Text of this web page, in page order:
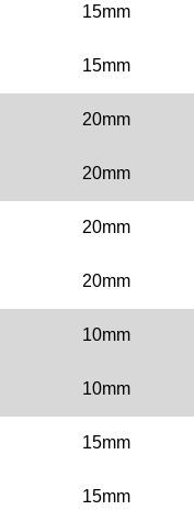
15mm
15mm
20mm
20mm
20mm
20mm
10mm
10mm
15mm
15mm